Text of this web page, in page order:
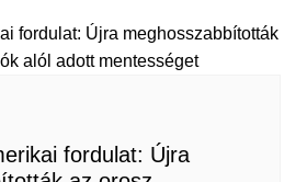
fordulat: Újra